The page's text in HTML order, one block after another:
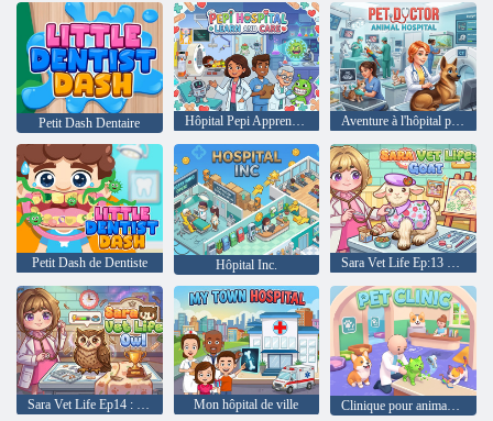
Petit Dash Dentaire Hôpital Pepi Apprendre et soigner Aventure à l'hôpital pour animaux de docteur pour animaux de compagnie
Petit Dash de Dentiste Hôpital Inc. Sara Vet Life Ep:13 Chèvre
Sara Vet Life Ep14 : Chouette Mon hôpital de ville Clinique pour animaux de compagnie